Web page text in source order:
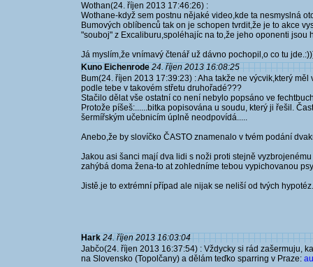
Wothan(24. říjen 2013 17:46:26) :
Wothane-když sem postnu nějaké video,kde ta nesmyslná
Bumových oblíbenců tak on je schopen tvrdit,že je to akce
"souboj" z Excaliburu,spoléhajíc na to,že jeho oponenti jsou
Já myslím,že vnímavý čtenář už dávno pochopil,o co tu
Kuno Eichenrode 24. říjen 2013 16:08:25
Bum(24. říjen 2013 17:39:23) : Aha takže ne výcvik,který
podle tebe v takovém střetu druhořadé???
Stačilo dělat vše ostatní co není nebylo popsáno ve
Protože píšeš:......bitka popisována u soudu, který ji řešil.
šermířským učebnicím úplně neodpovídá.....
Anebo,že by slovíčko ČASTO znamenalo v tvém podání
Jakou asi šanci mají dva lidi s noži proti stejně
zahýbá doma žena-to at zohledníme tebou vypichovanou
Jistě.je to extrémní případ ale nijak se neliší od tvých hypotéz.
Hark 24. říjen 2013 16:03:04
Jabčo(24. říjen 2013 16:37:54) : Vždycky si rád zašermuju,
na Slovensko (Topolčany) a dělám teďko sparring v Praze: